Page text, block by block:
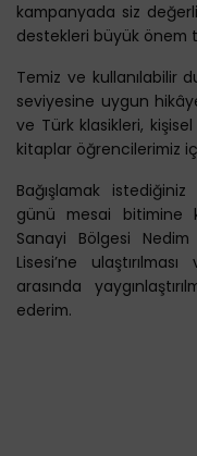
kampanyada siz değerli
destekleri büyük önem
Temiz ve kullanılabilir
seviyesine uygun
ve Türk klasikleri,
kitaplar öğrencilerimiz
Bağışlamak
günü mesai bitimine
Sanayi Bölgesi
Lisesi’ne
arasında
ederim.